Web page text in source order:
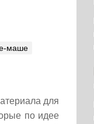
маше
для
по идее